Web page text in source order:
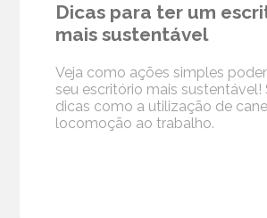
Dicas para ter um
mais sustentável
Veja como ações simples
seu escritório mais sustentável!
dicas como a utilização de
locomoção ao trabalho.